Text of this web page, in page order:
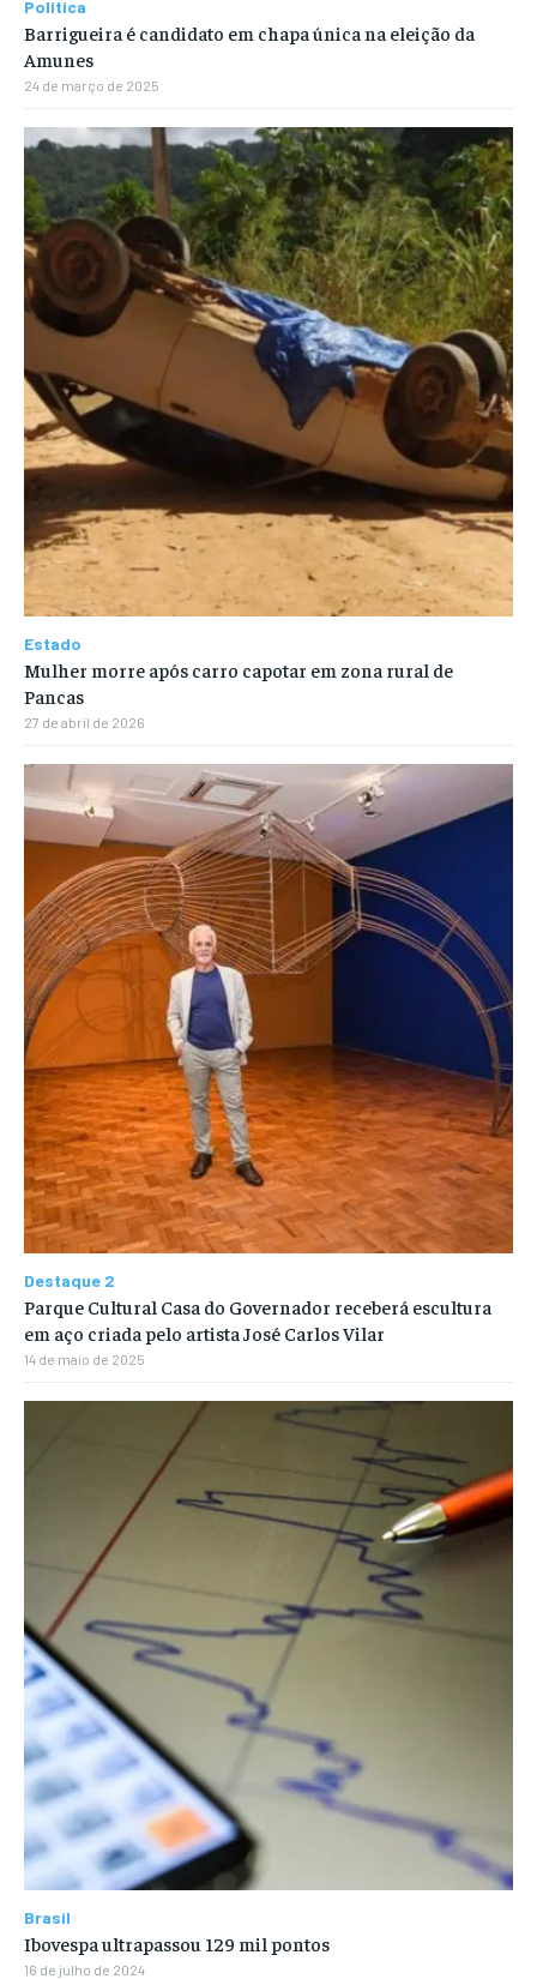
Política
Barrigueira é candidato em chapa única na eleição da
Amunes
24 de março de 2025
Estado
Mulher morre após carro capotar em zona rural de
Pancas
27 de abril de 2026
Destaque 2
Parque Cultural Casa do Governador receberá escultura
em aço criada pelo artista José Carlos Vilar
14 de maio de 2025
Brasil
Ibovespa ultrapassou 129 mil pontos
16 de julho de 2024